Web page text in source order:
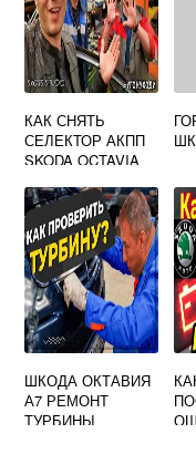
КАК СНЯТЬ
СЕЛЕКТОР АКПП
SKODA OCTAVIA
ШКОДА ОКТАВИЯ
А7 РЕМОНТ
ТУРБИНЫ